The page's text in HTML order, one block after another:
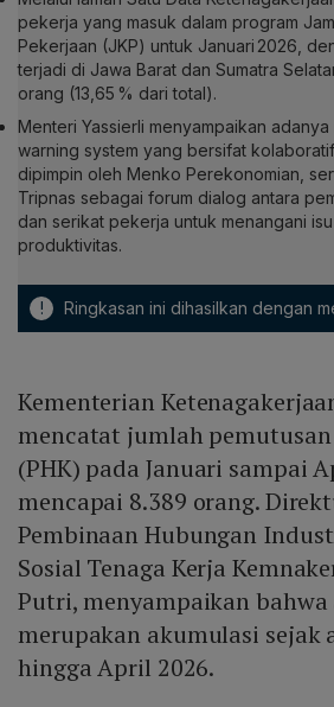
pekerja yang masuk dalam program
Pekerjaan (JKP) untuk Januari 2026,
terjadi di Jawa Barat dan Sumatra
orang (13,65 % dari total).
Menteri Yassierli menyampaikan
warning system yang bersifat
dipimpin oleh Menko Perekonomian,
Tripnas sebagai forum dialog antara
dan serikat pekerja untuk menangani
produktivitas.
! Ringkasan ini dihasilkan dengan
Kementerian
mencatat jumlah
(PHK) pada Januari sampai
mencapai 8.389 orang.
Pembinaan Hubungan
Sosial Tenaga Kerja
Putri, menyampaikan
merupakan akumulasi sejak
hingga April 2026.